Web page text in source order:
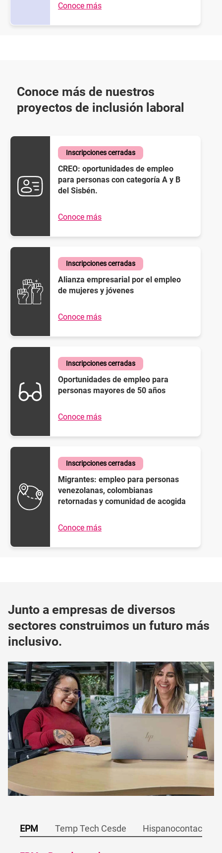
Conoce más
Conoce más de nuestros
proyectos de inclusión laboral
Inscripciones cerradas
CREO: oportunidades de empleo
para personas con categoría A y B
del Sisbén.
Conoce más
Inscripciones cerradas
Alianza empresarial por el empleo
de mujeres y jóvenes
Conoce más
Inscripciones cerradas
Oportunidades de empleo para
personas mayores de 50 años
Conoce más
Inscripciones cerradas
Migrantes: empleo para personas
venezolanas, colombianas
retornadas y comunidad de acogida
Conoce más
Junto a empresas de diversos
sectores construimos un futuro más
inclusivo.
EPM Temp Tech Cesde Hispanocontac